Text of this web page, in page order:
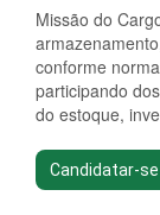
Missão do
conforme
participando
do estoque,
Candidatar-se